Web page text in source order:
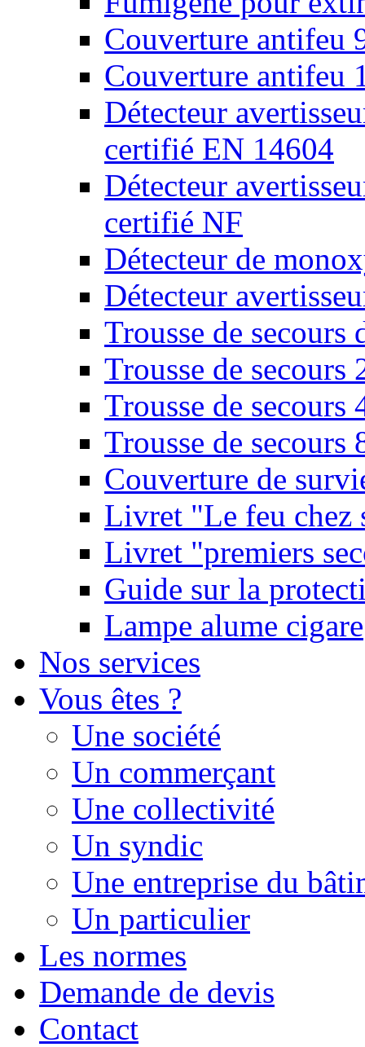
Couverture antifeu
Couverture antifeu
Détecteur
certifié EN 14604
Détecteur
certifié NF
Détecteur de
Détecteur
Trousse de secours
Trousse de secours
Trousse de secours
Trousse de secours
Couverture de
Livret "Le feu chez
Livret "premiers
Guide sur la
Lampe alume cigare
Nos services
Vous êtes ?
Une société
Un commerçant
Une collectivité
Un syndic
Une entreprise du
Un particulier
Les normes
Demande de devis
Contact